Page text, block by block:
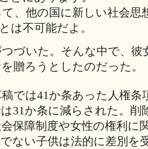
て、他の国に新しい社会思
は不可能だよ。
づいた。そんな中で、彼
贈ろうとしたのだった。
では41か条あった人権条
31か条に減らされた。削
保障制度や女性の権利に
ない子供は法的に差別を